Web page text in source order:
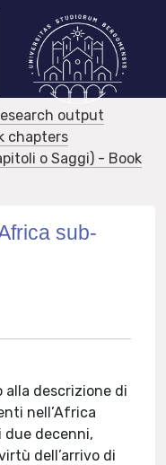
output
chapters
o Saggi) - Book
sub-
alla descrizione di
nell’Africa
decenni,
dell’arrivo di